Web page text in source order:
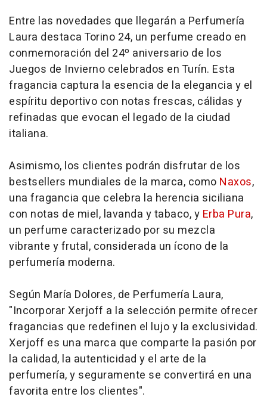
Entre las novedades que llegarán a Perfumería
Laura destaca Torino 24, un perfume creado en
conmemoración del 24º aniversario de los
Juegos de Invierno celebrados en Turín. Esta
fragancia captura la esencia de la elegancia y el
espíritu deportivo con notas frescas, cálidas y
refinadas que evocan el legado de la ciudad
italiana.
Asimismo, los clientes podrán disfrutar de los
bestsellers mundiales de la marca, como Naxos,
una fragancia que celebra la herencia siciliana
con notas de miel, lavanda y tabaco, y Erba Pura,
un perfume caracterizado por su mezcla
vibrante y frutal, considerada un ícono de la
perfumería moderna.
Según María Dolores, de Perfumería Laura,
"Incorporar Xerjoff a la selección permite ofrecer
fragancias que redefinen el lujo y la exclusividad.
Xerjoff es una marca que comparte la pasión por
la calidad, la autenticidad y el arte de la
perfumería, y seguramente se convertirá en una
favorita entre los clientes".